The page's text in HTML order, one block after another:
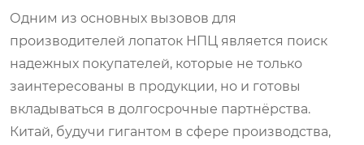
Одним из основных вызовов для
производителей лопаток НПЦ является поиск
надежных покупателей, которые не только
заинтересованы в продукции, но и готовы
вкладываться в долгосрочные партнёрства.
Китай, будучи гигантом в сфере производства,